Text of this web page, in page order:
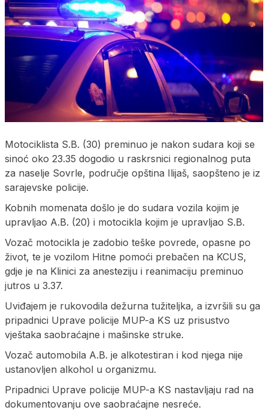
Motociklista S.B. (30) preminuo je nakon sudara koji se
sinoć oko 23.35 dogodio u raskrsnici regionalnog puta
za naselje Sovrle, područje opština Ilijaš, saopšteno je iz
sarajevske policije.
Kobnih momenata došlo je do sudara vozila kojim je
upravljao A.B. (20) i motocikla kojim je upravljao S.B.
Vozač motocikla je zadobio teške povrede, opasne po
život, te je vozilom Hitne pomoći prebačen na KCUS,
gdje je na Klinici za anesteziju i reanimaciju preminuo
jutros u 3.37.
Uviđajem je rukovodila dežurna tužiteljka, a izvršili su ga
pripadnici Uprave policije MUP-a KS uz prisustvo
vještaka saobraćajne i mašinske struke.
Vozač automobila A.B. je alkotestiran i kod njega nije
ustanovljen alkohol u organizmu.
Pripadnici Uprave policije MUP-a KS nastavljaju rad na
dokumentovanju ove saobraćajne nesreće.